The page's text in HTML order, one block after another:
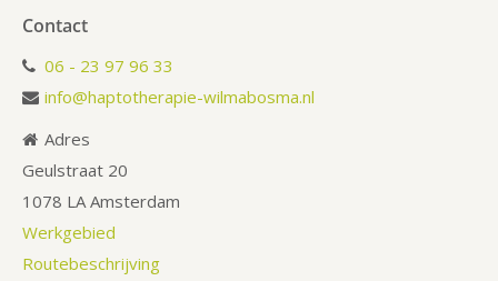
Contact
06 - 23 97 96 33
info@haptotherapie-wilmabosma.nl
Adres
Geulstraat 20
1078 LA Amsterdam
Werkgebied
Routebeschrijving